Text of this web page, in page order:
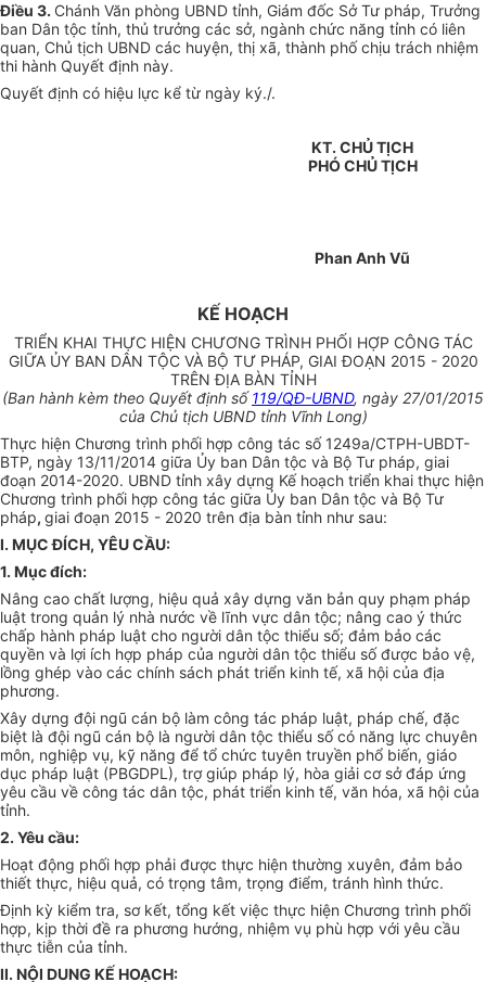
Điều 3. Chánh Văn phòng UBND tỉnh, Giám đốc Sở Tư pháp, Trưởng
ban Dân tộc tỉnh, thủ trưởng các sở, ngành chức năng tỉnh có liên
quan, Chủ tịch UBND các huyện, thị xã, thành phố chịu trách nhiệm
thi hành Quyết định này.
Quyết định có hiệu lực kể từ ngày ký./.
KT. CHỦ TỊCH
PHÓ CHỦ TỊCH
Phan Anh Vũ
KẾ HOẠCH
TRIỂN KHAI THỰC HIỆN CHƯƠNG TRÌNH PHỐI HỢP CÔNG TÁC
GIỮA ỦY BAN DÂN TỘC VÀ BỘ TƯ PHÁP, GIAI ĐOẠN 2015 - 2020
TRÊN ĐỊA BÀN TỈNH
(Ban hành kèm theo Quyết định số119/QĐ-UBND, ngày 27/01/2015
của Chủ tịch UBND tỉnh Vĩnh Long)
Thực hiện Chương trình phối hợp công tác số 1249a/CTPH-UBDT-
BTP, ngày 13/11/2014 giữa Ủy ban Dân tộc và Bộ Tư pháp, giai
đoạn 2014-2020. UBND tỉnh xây dựng Kế hoạch triển khai thực hiện
Chương trình phối hợp công tác giữa Ủy ban Dân tộc và Bộ Tư
pháp, giai đoạn 2015 - 2020 trên địa bàn tỉnh như sau:
I. MỤC ĐÍCH, YÊU CẦU:
1. Mục đích:
Nâng cao chất lượng, hiệu quả xây dựng văn bản quy phạm pháp
luật trong quản lý nhà nước về lĩnh vực dân tộc; nâng cao ý thức
chấp hành pháp luật cho người dân tộc thiểu số; đảm bảo các
quyền và lợi ích hợp pháp của người dân tộc thiểu số được bảo vệ,
lồng ghép vào các chính sách phát triển kinh tế, xã hội của địa
phương.
Xây dựng đội ngũ cán bộ làm công tác pháp luật, pháp chế, đặc
biệt là đội ngũ cán bộ là người dân tộc thiểu số có năng lực chuyên
môn, nghiệp vụ, kỹ năng để tổ chức tuyên truyền phổ biến, giáo
dục pháp luật (PBGDPL), trợ giúp pháp lý, hòa giải cơ sở đáp ứng
yêu cầu về công tác dân tộc, phát triển kinh tế, văn hóa, xã hội của
tỉnh.
2. Yêu cầu:
Hoạt động phối hợp phải được thực hiện thường xuyên, đảm bảo
thiết thực, hiệu quả, có trọng tâm, trọng điểm, tránh hình thức.
Định kỳ kiểm tra, sơ kết, tổng kết việc thực hiện Chương trình phối
hợp, kịp thời đề ra phương hướng, nhiệm vụ phù hợp với yêu cầu
thực tiễn của tỉnh.
II. NỘI DUNG KẾ HOẠCH: